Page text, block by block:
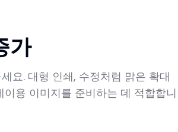
가
요. 대형 인쇄, 수정처럼 맑은 확대
용 이미지를 준비하는 데 적합합니